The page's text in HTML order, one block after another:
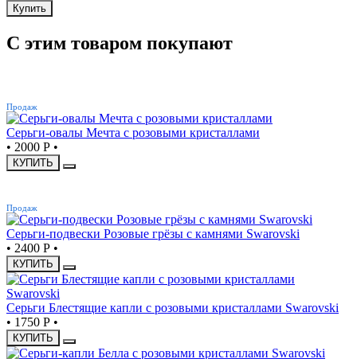
Купить
С этим товаром покупают
Продаж
Серьги-овалы Мечта с розовыми кристаллами
• 2000 Р •
КУПИТЬ
Продаж
Серьги-подвески Розовые грёзы с камнями Swarovski
• 2400 Р •
КУПИТЬ
Серьги Блестящие капли с розовыми кристаллами Swarovski
• 1750 Р •
КУПИТЬ